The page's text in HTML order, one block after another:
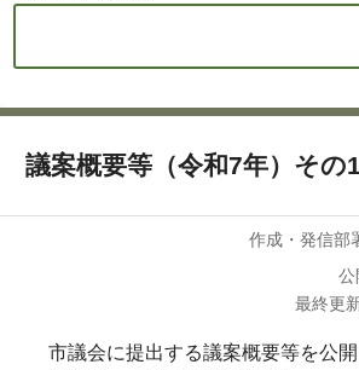
議案概要等（令和7年）その1
作成・発信部
公
最終更
市議会に提出する議案概要等を公